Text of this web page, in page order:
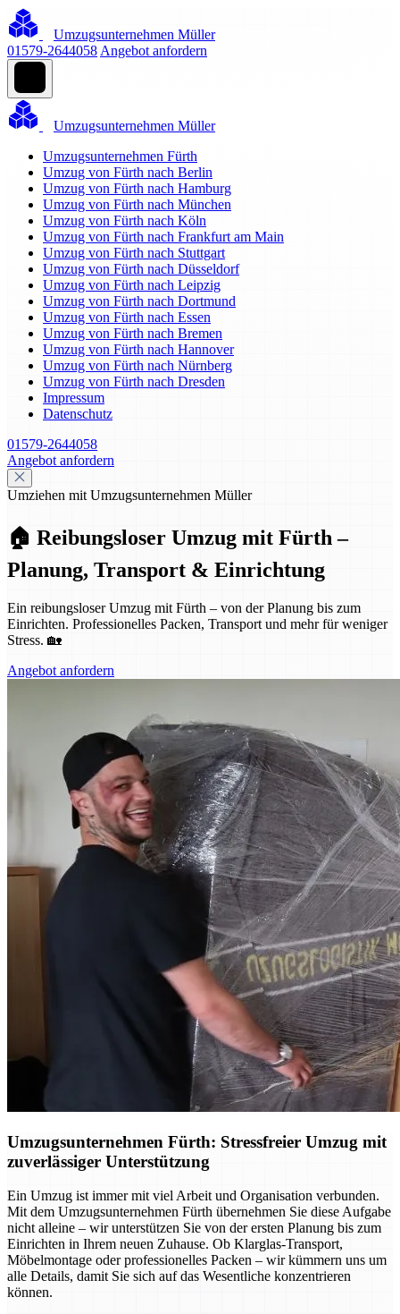
Umzugsunternehmen Müller
01579-2644058 Angebot anfordern
Umzugsunternehmen Müller
Umzugsunternehmen Fürth
Umzug von Fürth nach Berlin
Umzug von Fürth nach Hamburg
Umzug von Fürth nach München
Umzug von Fürth nach Köln
Umzug von Fürth nach Frankfurt am Main
Umzug von Fürth nach Stuttgart
Umzug von Fürth nach Düsseldorf
Umzug von Fürth nach Leipzig
Umzug von Fürth nach Dortmund
Umzug von Fürth nach Essen
Umzug von Fürth nach Bremen
Umzug von Fürth nach Hannover
Umzug von Fürth nach Nürnberg
Umzug von Fürth nach Dresden
Impressum
Datenschutz
01579-2644058
Angebot anfordern
Umziehen mit Umzugsunternehmen Müller
🏠 Reibungsloser Umzug mit Fürth –
Planung, Transport & Einrichtung
Ein reibungsloser Umzug mit Fürth – von der Planung bis zum
Einrichten. Professionelles Packen, Transport und mehr für weniger
Stress. 🏡
Angebot anfordern
Umzugsunternehmen Fürth: Stressfreier Umzug mit
zuverlässiger Unterstützung
Ein Umzug ist immer mit viel Arbeit und Organisation verbunden.
Mit dem Umzugsunternehmen Fürth übernehmen Sie diese Aufgabe
nicht alleine – wir unterstützen Sie von der ersten Planung bis zum
Einrichten in Ihrem neuen Zuhause. Ob Klarglas-Transport,
Möbelmontage oder professionelles Packen – wir kümmern uns um
alle Details, damit Sie sich auf das Wesentliche konzentrieren
können.